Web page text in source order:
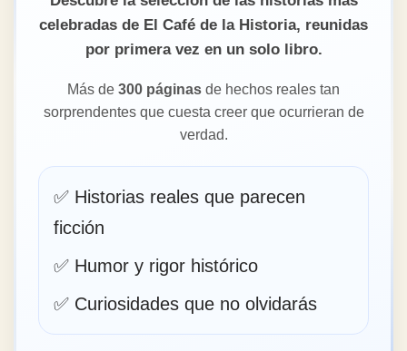
celebradas de El Café de la Historia, reunidas
por primera vez en un solo libro.
Más de 300 páginas de hechos reales tan
sorprendentes que cuesta creer que ocurrieran de
verdad.
✅ Historias reales que parecen
ficción
✅ Humor y rigor histórico
✅ Curiosidades que no olvidarás